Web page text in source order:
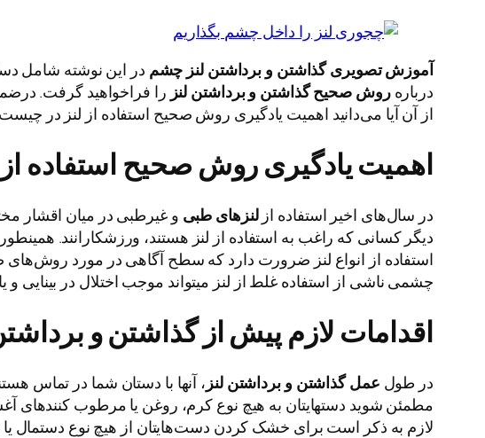
آموزش تصویری گذاشتن و برداشتن لنز چشم در این نوشته شامل
دربارهروش صحیح گذاشتن و برداشتن لنز را فراخواهید گرفت.
از آن آیا می‌دانید اهمیت یادگیری روش صحیح استفاده از لنز در
اهمیت یادگیری روش صحیح استفاده از
در سال‌های اخیر استفاده ازلنزهای طبی و غیرطبی در میان اقشار
دیگر کسانی که راغب به استفاده از لنز هستند، ورزشکارانند.
استفاده از انواع لنز ضرورت دارد که سطح آگاهی در مورد
چشمی ناشی از استفاده غلط از لنز میتواند موجب اختلال در بینایی و
اقدامات لازم پیش از گذاشتن و
در طول عمل گذاشتن و برداشتن لنز ، آنها با دستان شما در تماس
مطمئن شوید دستهایتان به هیچ نوع کرم، روغن یا مرطوب
لازم به ذکر است برای خشک کردن دست‌هایتان از هیچ نوع دستمال